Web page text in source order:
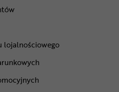
lojalnościowego